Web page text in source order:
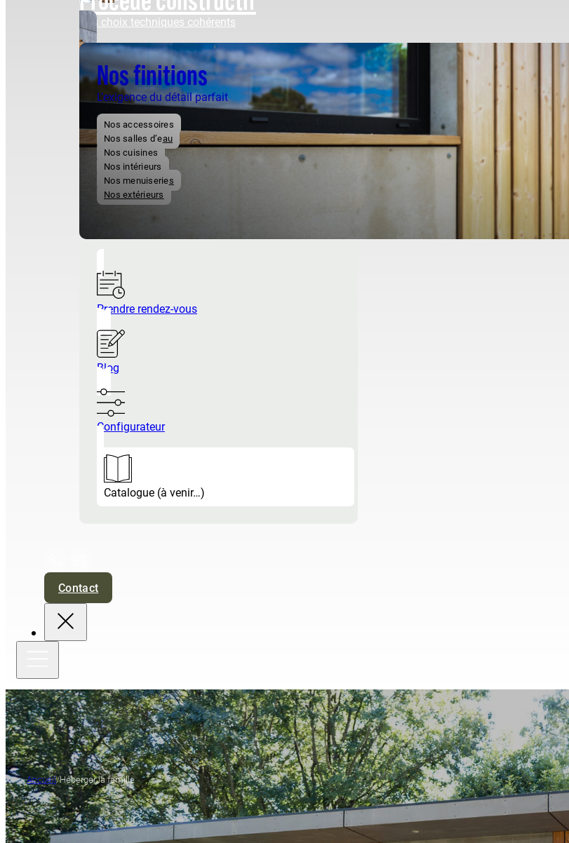
Des choix techniques cohérents
Nos finitions
L’exigence du détail parfait
Nos accessoires
Nos salles d’eau
Nos cuisines
Nos intérieurs
Nos menuiseries
Nos extérieurs
Prendre rendez-vous
Blog
Configurateur
Catalogue (à venir…)
Contact
Accueil/Héberger la famille